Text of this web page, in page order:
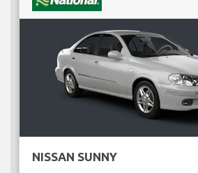
NISSAN SUNNY